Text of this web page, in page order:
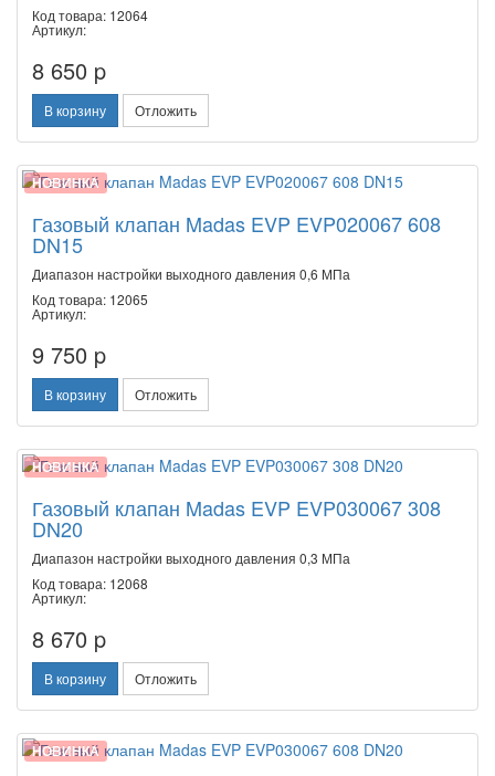
Код товара: 12064
Артикул:
8 650 p
В корзину Отложить
НОВИНКА
Газовый клапан Madas EVP EVP020067 608
DN15
Диапазон настройки выходного давления 0,6 МПа
Код товара: 12065
Артикул:
9 750 p
В корзину Отложить
НОВИНКА
Газовый клапан Madas EVP EVP030067 308
DN20
Диапазон настройки выходного давления 0,3 МПа
Код товара: 12068
Артикул:
8 670 p
В корзину Отложить
НОВИНКА